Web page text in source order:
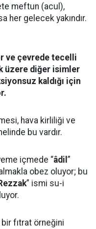
meftun (acul),
her gelecek yakındır.
ve çevrede tecelli
üzere diğer isimler
kaldığı için
hava kirliliği ve
bu vardır.
içmede “âdil ”
obez oluyor; bu
” ismi su-i
fıtrat örneğini